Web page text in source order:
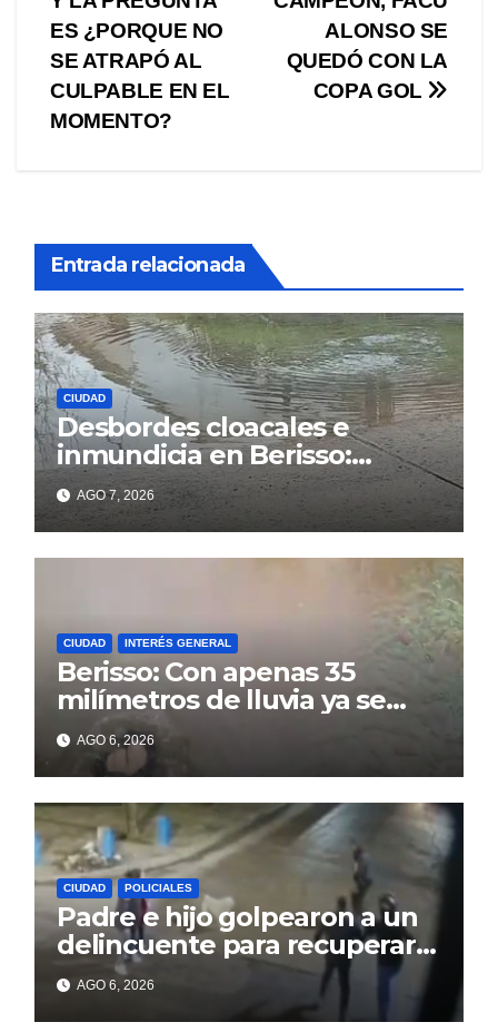
entradas
ALONSO SE
QUEDÓ CON LA
COPA GOL
ES ¿PORQUE NO
SE ATRAPÓ AL
CULPABLE EN EL
MOMENTO?
Entrada relacionada
CIUDAD
Desbordes cloacales e
inmundicia en Berisso:
colapso de la red en la calle
14AGO 7, 2026
CIUDAD INTERÉS GENERAL
Berisso: Con apenas 35
milímetros de lluvia ya se
sienten los problemas
AGO 6, 2026
CIUDAD POLICIALES
Padre e hijo golpearon a un
delincuente para recuperar
un celular robado en Berisso
AGO 6, 2026